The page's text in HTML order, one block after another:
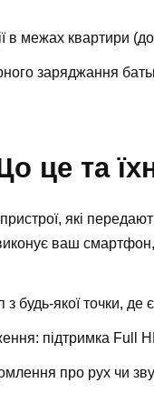
в межах квартири
заряджання
це та
які
ваш
будь-якої точки, де є
підтримка Full
про рух чи